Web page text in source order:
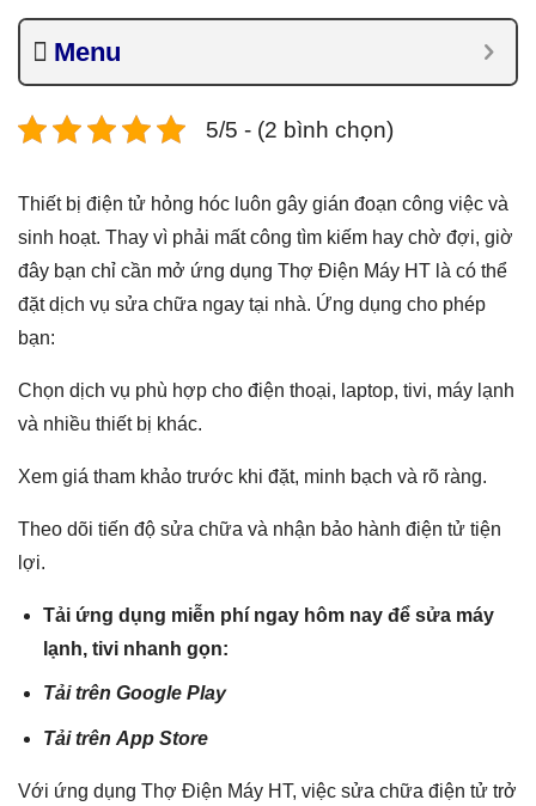
Menu
5/5 - (2 bình chọn)
Thiết bị điện tử hỏng hóc luôn gây gián đoạn công việc và
sinh hoạt. Thay vì phải mất công tìm kiếm hay chờ đợi, giờ
đây bạn chỉ cần mở ứng dụng Thợ Điện Máy HT là có thể
đặt dịch vụ sửa chữa ngay tại nhà. Ứng dụng cho phép
bạn:
Chọn dịch vụ phù hợp cho điện thoại, laptop, tivi, máy lạnh
và nhiều thiết bị khác.
Xem giá tham khảo trước khi đặt, minh bạch và rõ ràng.
Theo dõi tiến độ sửa chữa và nhận bảo hành điện tử tiện
lợi.
Tải ứng dụng miễn phí ngay hôm nay để sửa máy
lạnh, tivi nhanh gọn:
Tải trên Google Play
Tải trên App Store
Với ứng dụng Thợ Điện Máy HT, việc sửa chữa điện tử trở